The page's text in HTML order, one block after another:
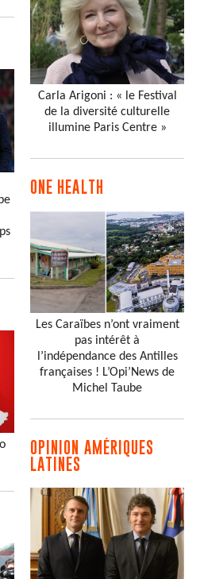
Carla Arigoni : « le Festival
de la diversité culturelle
illumine Paris Centre »
ONE HEALTH
Les Caraïbes n’ont vraiment
pas intérêt à
l’indépendance des Antilles
françaises ! L’Opi’News de
Michel Taube
OPINION AMÉRIQUES
LATINES